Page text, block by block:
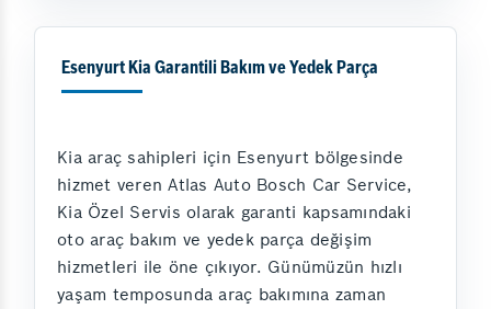
Esenyurt Kia Garantili Bakım ve Yedek Parça
Kia araç sahipleri için Esenyurt bölgesinde
hizmet veren Atlas Auto Bosch Car Service,
Kia Özel Servis olarak garanti kapsamındaki
oto araç bakım ve yedek parça değişim
hizmetleri ile öne çıkıyor. Günümüzün hızlı
yaşam temposunda araç bakımına zaman